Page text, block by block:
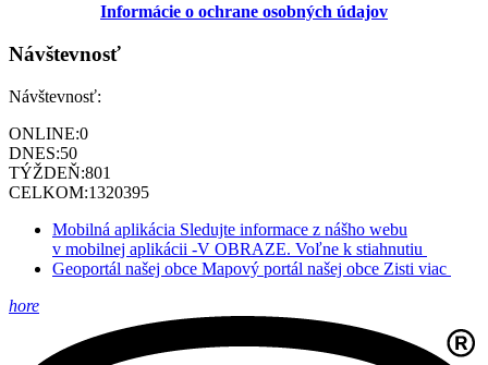
Informácie o ochrane osobných údajov
Návštevnosť
Návštevnosť:
ONLINE:0
DNES:50
TÝŽDEŇ:801
CELKOM:1320395
Mobilná aplikácia Sledujte informace z nášho webu
v mobilnej aplikácii -V OBRAZE. Voľne k stiahnutiu
Geoportál našej obce Mapový portál našej obce Zisti viac
hore